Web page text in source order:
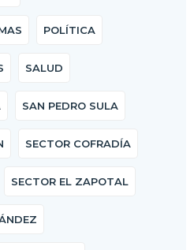
POLÍTICA
SALUD
SAN PEDRO SULA
SECTOR COFRADÍA
SECTOR EL ZAPOTAL